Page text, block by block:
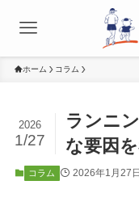
ホーム コラム
ランニ
な要因
2026
1/27
コラム 2026年1月27日